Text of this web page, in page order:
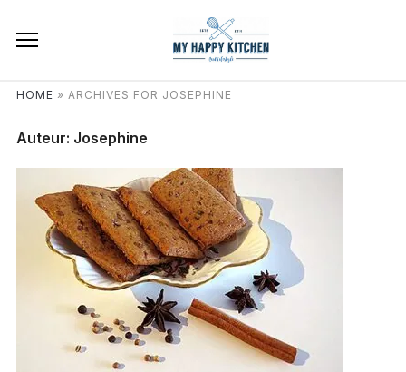
HOME » ARCHIVES FOR JOSEPHINE
Auteur: Josephine